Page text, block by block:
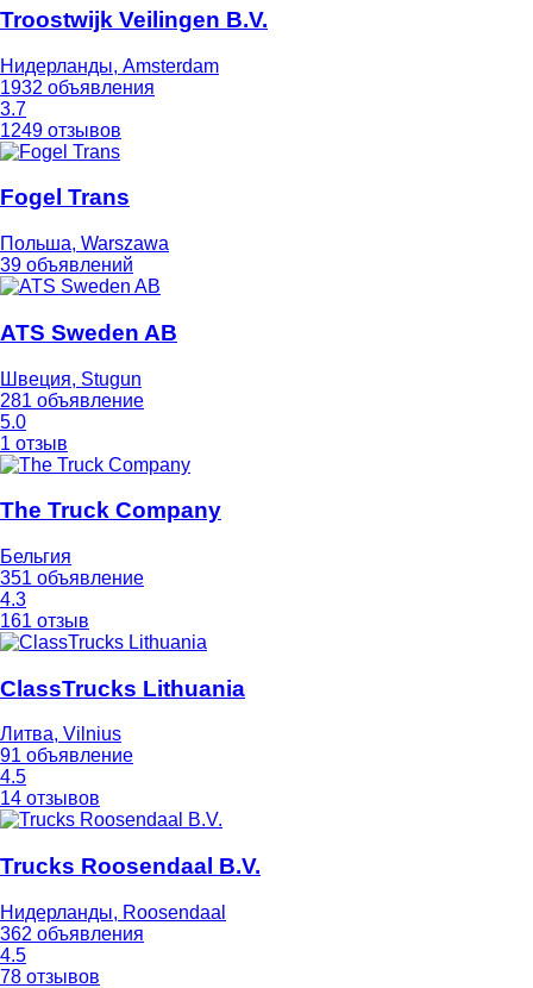
Troostwijk Veilingen B.V.
Нидерланды, Amsterdam
1932 объявления
3.7
1249 отзывов
Fogel Trans
Польша, Warszawa
39 объявлений
ATS Sweden AB
Швеция, Stugun
281 объявление
5.0
1 отзыв
The Truck Company
Бельгия
351 объявление
4.3
161 отзыв
ClassTrucks Lithuania
Литва, Vilnius
91 объявление
4.5
14 отзывов
Trucks Roosendaal B.V.
Нидерланды, Roosendaal
362 объявления
4.5
78 отзывов